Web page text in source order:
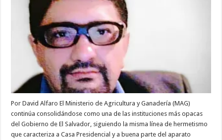
del
secreto
Por David Alfaro El Ministerio de Agricultura y Ganadería (MAG)
continúa consolidándose como una de las instituciones más opacas
del Gobierno de El Salvador, siguiendo la misma línea de hermetismo
que caracteriza a Casa Presidencial y a buena parte del aparato